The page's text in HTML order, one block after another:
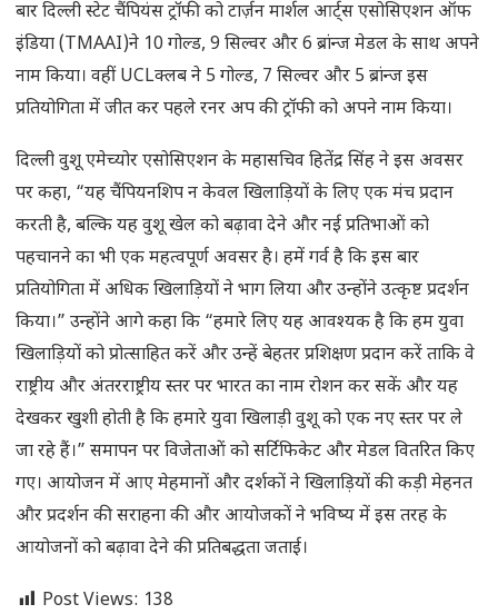
बार दिल्ली स्टेट चैंपियंस ट्रॉफी को टार्ज़न मार्शल आर्ट्स एसोसिएशन ऑफ
इंडिया (TMAAI)ने 10 गोल्ड, 9 सिल्वर और 6 ब्रांन्ज मेडल के साथ अपने
नाम किया। वहीं UCLक्लब ने 5 गोल्ड, 7 सिल्वर और 5 ब्रांन्ज इस
प्रतियोगिता में जीत कर पहले रनर अप की ट्रॉफी को अपने नाम किया।
दिल्ली वुशू एमेच्योर एसोसिएशन के महासचिव हितेंद्र सिंह ने इस अवसर
पर कहा, “यह चैंपियनशिप न केवल खिलाड़ियों के लिए एक मंच प्रदान
करती है, बल्कि यह वुशू खेल को बढ़ावा देने और नई प्रतिभाओं को
पहचानने का भी एक महत्वपूर्ण अवसर है। हमें गर्व है कि इस बार
प्रतियोगिता में अधिक खिलाड़ियों ने भाग लिया और उन्होंने उत्कृष्ट प्रदर्शन
किया।” उन्होंने आगे कहा कि “हमारे लिए यह आवश्यक है कि हम युवा
खिलाड़ियों को प्रोत्साहित करें और उन्हें बेहतर प्रशिक्षण प्रदान करें ताकि वे
राष्ट्रीय और अंतरराष्ट्रीय स्तर पर भारत का नाम रोशन कर सकें और यह
देखकर खुशी होती है कि हमारे युवा खिलाड़ी वुशू को एक नए स्तर पर ले
जा रहे हैं।” समापन पर विजेताओं को सर्टिफिकेट और मेडल वितरित किए
गए। आयोजन में आए मेहमानों और दर्शकों ने खिलाड़ियों की कड़ी मेहनत
और प्रदर्शन की सराहना की और आयोजकों ने भविष्य में इस तरह के
आयोजनों को बढ़ावा देने की प्रतिबद्धता जताई।
Post Views: 138